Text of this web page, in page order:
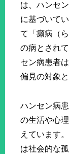
は、ハンセ
に基づいて
て「癩病（
の病とされ
セン病患者
偏見の対象
ハンセン病
の生活や心
えています
は社会的な